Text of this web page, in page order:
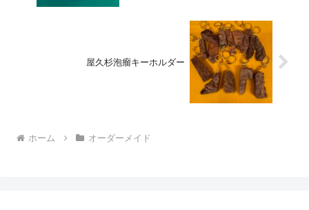
屋久杉泡瘤キーホルダー
ホーム オーダーメイド